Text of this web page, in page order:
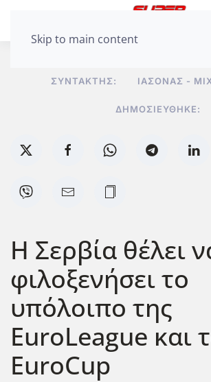
Skip to main content
ΣΥΝΤΆΚΤΗΣ: ΙΆΣΟΝΑΣ -
ΔΗΜΟΣΙΕΎΘΗΚΕ:
Η Σερβία θέλει
φιλοξενήσει το
υπόλοιπο της
EuroLeague και
EuroCup